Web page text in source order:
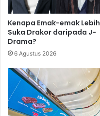
Kenapa Emak-emak Lebih
Suka Drakor daripada J-
Drama?
6 Agustus 2026